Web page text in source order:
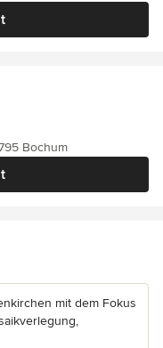
Bochum
mit dem Fokus